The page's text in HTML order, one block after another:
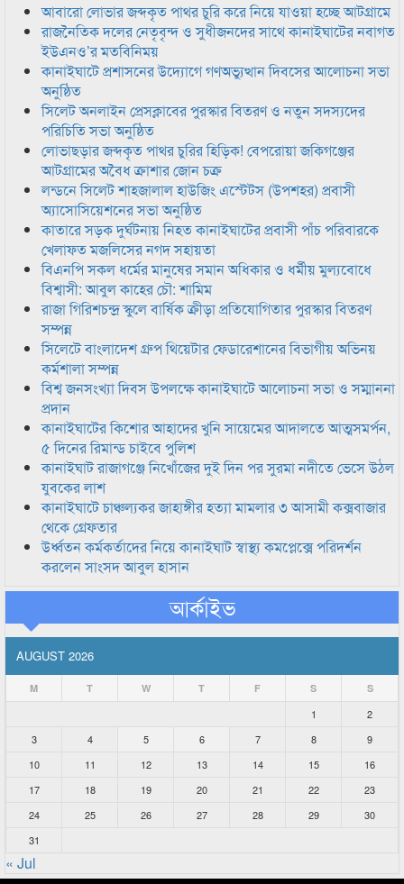
আবারো লোভার জব্দকৃত পাথর চুরি করে নিয়ে যাওয়া হচ্ছে আটগ্রামে
রাজনৈতিক দলের নেতৃবৃন্দ ও সুধীজনদের সাথে কানাইঘাটের নবাগত
ইউএনও’র মতবিনিময়
কানাইঘাটে প্রশাসনের উদ্যোগে গণঅভ্যুত্থান দিবসের আলোচনা সভা
অনুষ্ঠিত
সিলেট অনলাইন প্রেসক্লাবের পুরস্কার বিতরণ ও নতুন সদস্যদের
পরিচিতি সভা অনুষ্ঠিত
লোভাছড়ার জব্দকৃত পাথর চুরির হিড়িক! বেপরোয়া জকিগঞ্জের
আটগ্রামের অবৈধ ক্রাশার জোন চক্র
লন্ডনে সিলেট শাহজালাল হাউজিং এস্টেটস (উপশহর) প্রবাসী
অ্যাসোসিয়েশনের সভা অনুষ্ঠিত
কাতারে সড়ক দুর্ঘটনায় নিহত কানাইঘাটের প্রবাসী পাঁচ পরিবারকে
খেলাফত মজলিসের নগদ সহায়তা
বিএনপি সকল ধর্মের মানুষের সমান অধিকার ও ধর্মীয় মুল্যবোধে
বিশ্বাসী: আবুল কাহের চৌ: শামিম
রাজা গিরিশচন্দ্র স্কুলে বার্ষিক ক্রীড়া প্রতিযোগিতার পুরস্কার বিতরণ
সম্পন্ন
সিলেটে বাংলাদেশ গ্রুপ থিয়েটার ফেডারেশানের বিভাগীয় অভিনয়
কর্মশালা সম্পন্ন
বিশ্ব জনসংখ্যা দিবস উপলক্ষে কানাইঘাটে আলোচনা সভা ও সম্মাননা
প্রদান
কানাইঘাটের কিশোর আহাদের খুনি সায়েমের আদালতে আত্মসমর্পন,
৫ দিনের রিমান্ড চাইবে পুলিশ
কানাইঘাট রাজাগঞ্জে নিখোঁজের দুই দিন পর সুরমা নদীতে ভেসে উঠল
যুবকের লাশ
কানাইঘাটে চাঞ্চল্যকর জাহাঙ্গীর হত্যা মামলার ৩ আসামী কক্সবাজার
থেকে গ্রেফতার
উর্ধ্বতন কর্মকর্তাদের নিয়ে কানাইঘাট স্বাস্থ্য কমপ্লেক্সে পরিদর্শন
করলেন সাংসদ আবুল হাসান
আর্কাইভ
AUGUST 2026
M T W T F S S
1
2
3
4 5 6 7 8
9
10
11 12 13 14 15
16
17
18 19 20 21 22
23
24
25 26 27 28 29
30
31
« Jul